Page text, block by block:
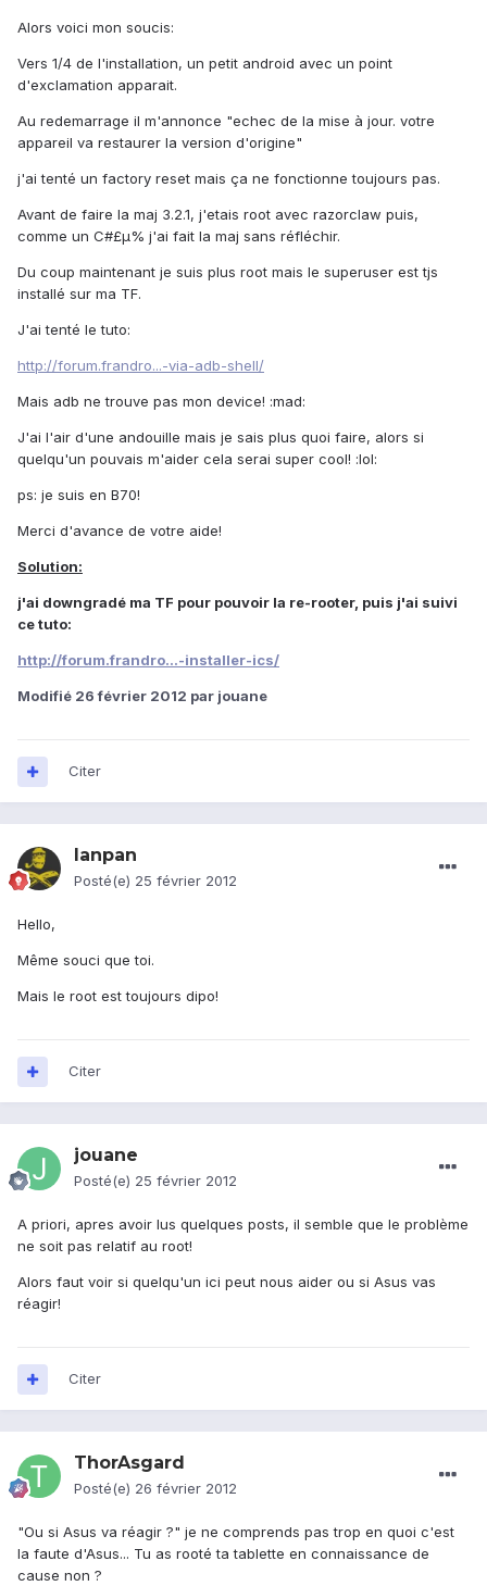
Alors voici mon soucis:
Vers 1/4 de l'installation, un petit android avec un point
d'exclamation apparait.
Au redemarrage il m'annonce "echec de la mise à jour. votre
appareil va restaurer la version d'origine"
j'ai tenté un factory reset mais ça ne fonctionne toujours pas.
Avant de faire la maj 3.2.1, j'etais root avec razorclaw puis,
comme un C#£µ% j'ai fait la maj sans réfléchir.
Du coup maintenant je suis plus root mais le superuser est tjs
installé sur ma TF.
J'ai tenté le tuto:
http://forum.frandro...-via-adb-shell/
Mais adb ne trouve pas mon device! :mad:
J'ai l'air d'une andouille mais je sais plus quoi faire, alors si
quelqu'un pouvais m'aider cela serai super cool! :lol:
ps: je suis en B70!
Merci d'avance de votre aide!
Solution:
j'ai downgradé ma TF pour pouvoir la re-rooter, puis j'ai suivi
ce tuto:
http://forum.frandro...-installer-ics/
Modifié 26 février 2012 par jouane
Citer
lanpan
Posté(e) 25 février 2012
Hello,
Même souci que toi.
Mais le root est toujours dipo!
Citer
jouane
Posté(e) 25 février 2012
A priori, apres avoir lus quelques posts, il semble que le problème
ne soit pas relatif au root!
Alors faut voir si quelqu'un ici peut nous aider ou si Asus vas
réagir!
Citer
ThorAsgard
Posté(e) 26 février 2012
"Ou si Asus va réagir ?" je ne comprends pas trop en quoi c'est
la faute d'Asus... Tu as rooté ta tablette en connaissance de
cause non ?